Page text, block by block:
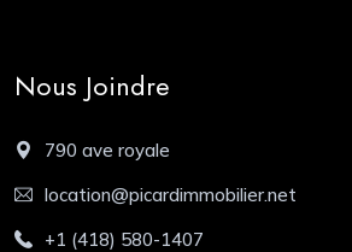
Nous Joindre
790 ave royale
location@picardimmobilier.net
+1 (418) 580-1407